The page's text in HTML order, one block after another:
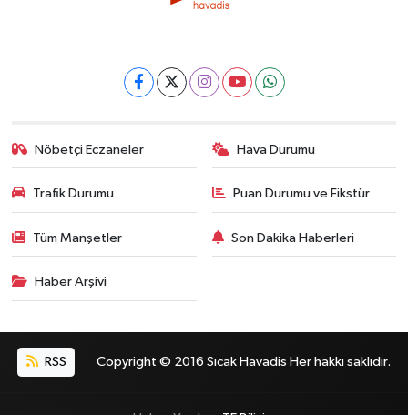
Nöbetçi Eczaneler Hava Durumu
Trafik Durumu Puan Durumu ve Fikstür
Tüm Manşetler Son Dakika Haberleri
Haber Arşivi
RSS Copyright © 2016 Sıcak Havadis Her hakkı saklıdır.